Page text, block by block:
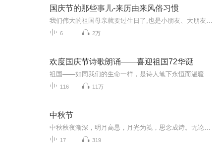
国庆节的那些事儿-来历由来风俗习惯
6 2万
欢度国庆节诗歌朗诵——喜迎祖国72华诞
116 11万
中秋节
17 319